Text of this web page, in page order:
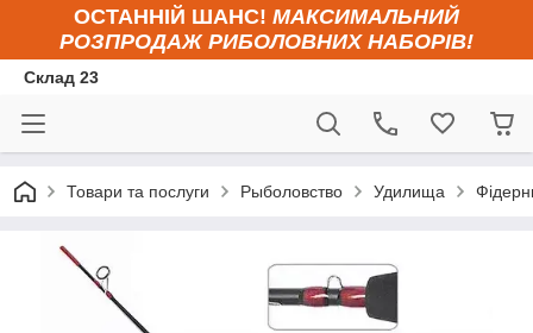
ОСТАННІЙ ШАНС! МАКСИМАЛЬНИЙ
РОЗПРОДАЖ РИБОЛОВНИХ НАБОРІВ!
Склад 23
Товари та послуги Рыболовство Удилища